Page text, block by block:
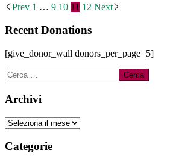
Paginazione
degli
Prev 1 … 9 10 11 12 Next
Recent Donations
[give_donor_wall donors_per_page=5]
Ricerca
per:
Archivi
Archivi
Categorie